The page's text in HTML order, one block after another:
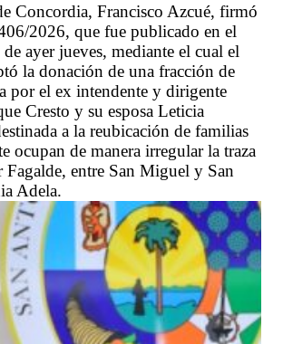
Concordia, Francisco Azcué, firmó
2026, que fue publicado en el
ayer jueves, mediante el cual el
la donación de una fracción de
por el ex intendente y dirigente
Cresto y su esposa Leticia
a la reubicación de familias
ocupan de manera irregular la traza
Fagalde, entre San Miguel y San
Adela.